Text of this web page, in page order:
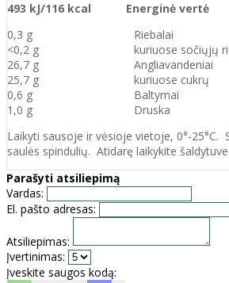
493 kJ/116 kcal Energinė vertė
0,3 g Riebalai
<0,2 g kuriuose sočiųjų
26,7 g Angliavandeniai
25,7 g kuriuose cukrų
0,6 g Baltymai
1,0 g Druska
Laikyti sausoje ir vėsioje vietoje, 0°-25°C.
saulės spindulių. Atidarę laikykite šaldytuve.
Parašyti atsiliepimą
Vardas:
El. pašto adresas:
Atsiliepimas:
Įvertinimas:
Įveskite saugos kodą: